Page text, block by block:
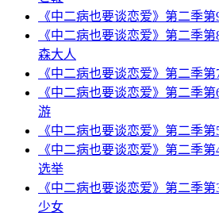
《中二病也要谈恋爱》第二季
《中二病也要谈恋爱》第二季
森大人
《中二病也要谈恋爱》第二季
《中二病也要谈恋爱》第二季
游
《中二病也要谈恋爱》第二季
《中二病也要谈恋爱》第二季
选举
《中二病也要谈恋爱》第二季
少女